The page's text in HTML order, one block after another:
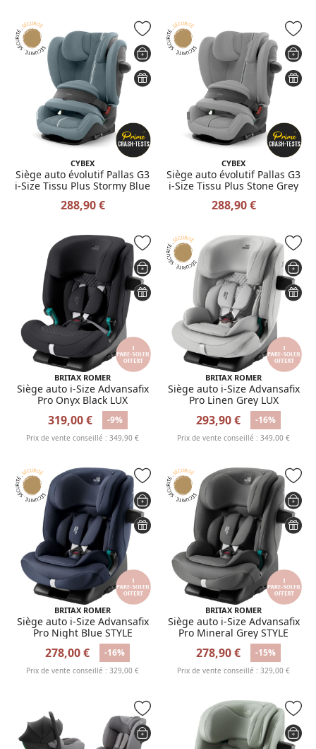
CYBEX
Siège auto évolutif Pallas G3
i-Size Tissu Plus Stormy Blue
288,90 €
CYBEX
Siège auto évolutif Pallas G3
i-Size Tissu Plus Stone Grey
288,90 €
BRITAX ROMER
Siège auto i-Size Advansafix
Pro Onyx Black LUX
319,00 € -9%
Prix de vente conseillé : 349,90 €
BRITAX ROMER
Siège auto i-Size Advansafix
Pro Linen Grey LUX
293,90 € -16%
Prix de vente conseillé : 349,00 €
BRITAX ROMER
Siège auto i-Size Advansafix
Pro Night Blue STYLE
278,00 € -16%
Prix de vente conseillé : 329,00 €
BRITAX ROMER
Siège auto i-Size Advansafix
Pro Mineral Grey STYLE
278,90 € -15%
Prix de vente conseillé : 329,00 €